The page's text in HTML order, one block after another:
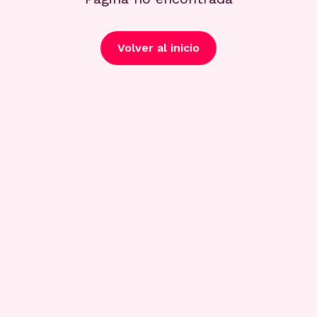
Volver al inicio